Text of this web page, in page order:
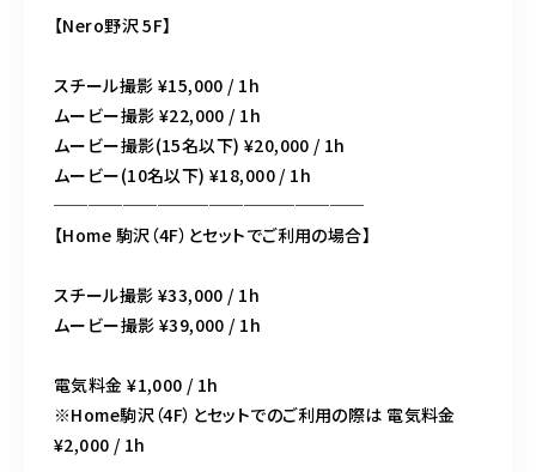
【Nero野沢 5F】
スチール撮影 ¥15,000 / 1h
ムービー撮影 ¥22,000 / 1h
ムービー撮影(15名以下) ¥20,000 / 1h
ムービー(10名以下) ¥18,000 / 1h
──────────────────
【Home 駒沢（4F）とセットでご利用の場合】
スチール撮影 ¥33,000 / 1h
ムービー撮影 ¥39,000 / 1h
電気料金 ¥1,000 / 1h
※Home駒沢（4F）とセットでのご利用の際は 電気料金
¥2,000 / 1h